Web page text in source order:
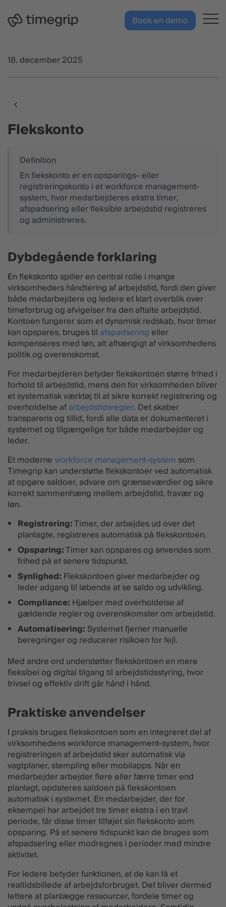
Book en demo
18. december 2025
Flekskonto
En flekskonto er en opsparings- eller
registreringskonto i et workforce management-
system, hvor medarbejderes ekstra timer,
afspadsering eller fleksible arbejdstid registreres
og administreres.
Dybdegående forklaring
En flekskonto spiller en central rolle i mange
virksomheders håndtering af arbejdstid, fordi den giver
både medarbejdere og ledere et klart overblik over
timeforbrug og afvigelser fra den aftalte arbejdstid.
Kontoen fungerer som et dynamisk redskab, hvor timer
kan opspares, bruges til afspadsering eller
kompenseres med løn, alt afhængigt af virksomhedens
politik og overenskomst.
For medarbejderen betyder flekskontoen større frihed i
forhold til arbejdstid, mens den for virksomheden bliver
et systematisk værktøj til at sikre korrekt registrering og
overholdelse afarbejdstidsregler. Det skaber
transparens og tillid, fordi alle data er dokumenteret i
systemet og tilgængelige for både medarbejder og
leder.
Et moderneworkforce management-system som
Timegrip kan understøtte flekskontoer ved automatisk
at opgøre saldoer, advare om grænseværdier og sikre
korrekt sammenhæng mellem arbejdstid, fravær og
løn.
Registrering:Timer, der arbejdes ud over det
planlagte, registreres automatisk på flekskontoen.
Opsparing:Timer kan opspares og anvendes som
frihed på et senere tidspunkt.
Synlighed: Flekskontoen giver medarbejder og
leder adgang til løbende at se saldo og udvikling.
Compliance: Hjælper med overholdelse af
gældende regler og overenskomster om arbejdstid.
Automatisering: Systemet fjerner manuelle
beregninger og reducerer risikoen for fejl.
Med andre ord understøtter flekskontoen en mere
fleksibel og digital tilgang til arbejdstidsstyring, hvor
trivsel og effektiv drift går hånd i hånd.
Praktiske anvendelser
I praksis bruges flekskontoen som en integreret del af
virksomhedens workforce management-system, hvor
registreringen af arbejdstid sker automatisk via
vagtplaner, stempling eller mobilapps. Når en
medarbejder arbejder flere eller færre timer end
planlagt, opdateres saldoen på flekskontoen
automatisk i systemet. En medarbejder, der for
eksempel har arbejdet tre timer ekstra i en travl
periode, får disse timer tilføjet sin flekskonto som
opsparing. På et senere tidspunkt kan de bruges som
afspadsering eller modregnes i perioder med mindre
aktivitet.
For ledere betyder funktionen, at de kan få et
realtidsbillede af arbejdsforbruget. Det bliver dermed
lettere at planlægge ressourcer, fordele timer og